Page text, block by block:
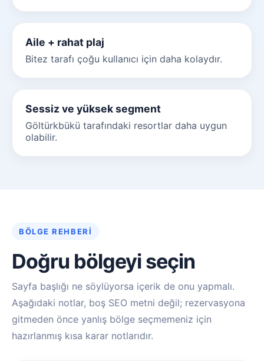
Aile + rahat plaj
Bitez tarafı çoğu kullanıcı için daha kolaydır.
Sessiz ve yüksek segment
Göltürkbükü tarafındaki resortlar daha uygun
olabilir.
BÖLGE REHBERI
Doğru bölgeyi seçin
Sayfa başlığı ne söylüyorsa içerik de onu yapmalı.
Aşağıdaki notlar, boş SEO metni değil; rezervasyona
gitmeden önce yanlış bölge seçmemeniz için
hazırlanmış kısa karar notlarıdır.